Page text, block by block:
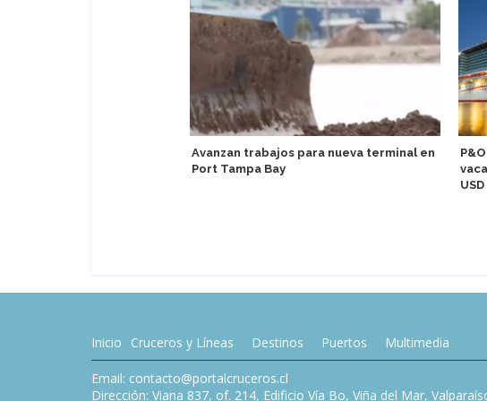
Avanzan trabajos para nueva terminal en
Port Tampa Bay
Inicio Cruceros y Líneas Destinos Puertos Multimedia
Email: contacto@portalcruceros.cl
Dirección: Viana 837, of. 214, Edificio Vía Bo, Viña del Mar,